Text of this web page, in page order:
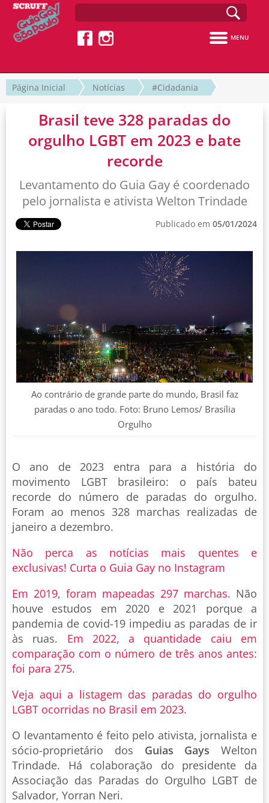
MENU
Página Inicial Notícias #Cidadania
Brasil teve 328 paradas do
orgulho LGBT em 2023 e bate
recorde
Levantamento do Guia Gay é coordenado
pelo jornalista e ativista Welton Trindade
Publicado em 05/01/2024
Ao contrário de grande parte do mundo, Brasil faz
paradas o ano todo. Foto: Bruno Lemos/ Brasília
Orgulho
O ano de 2023 entra para a história do
movimento LGBT brasileiro: o país bateu
recorde do número de paradas do orgulho.
Foram ao menos 328 marchas realizadas de
janeiro a dezembro.
Não perca as notícias mais quentes e
exclusivas! Curta o Guia Gay no Instagram
Em 2019, foram mapeadas 297 marchas. Não
houve estudos em 2020 e 2021 porque a
pandemia de covid-19 impediu as paradas de ir
às ruas. Em 2022, a quantidade caiu em
comparação com o número de três anos antes:
foi para 275.
Veja aqui a listagem das paradas do orgulho
LGBT ocorridas no Brasil em 2023.
O levantamento é feito pelo ativista, jornalista e
sócio-proprietário dos Guias Gays Welton
Trindade. Há colaboração do presidente da
Associação das Paradas do Orgulho LGBT de
Salvador, Yorran Neri.